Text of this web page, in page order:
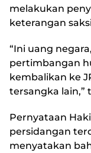
melakukan
keterangan
“Ini uang
pertimbangan
kembalikan ke
tersangka lain,”
Pernyataan
persidangan
menyatakan